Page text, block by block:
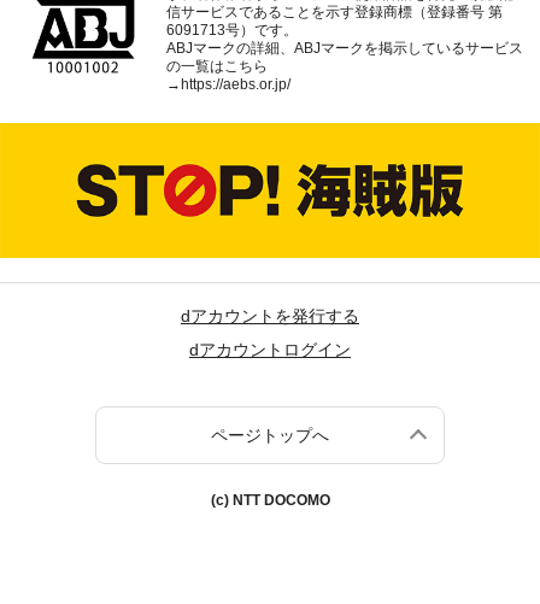
信サービスであることを示す登録商標（登録番号 第
6091713号）です。
ABJマークの詳細、ABJマークを掲示しているサービス
の一覧はこちら
→https://aebs.or.jp/
dアカウントを発行する
dアカウントログイン
ページトップへ
(c) NTT DOCOMO